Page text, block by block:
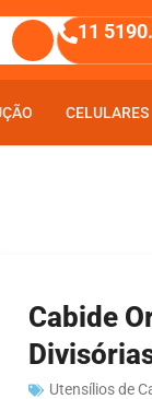
11
CELULARES
CELULARES
Cabide
Utensílios de